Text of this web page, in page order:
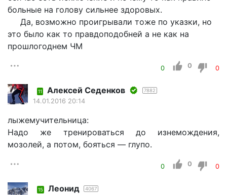
больные на голову сильнее здоровых.
Да, возможно проигрывали тоже по указки, но
это было как то правдоподобней а не как на
прошлогоднем ЧМ
0 0 0
11 Алексей Седенков 7882
14.01.2016 20:14
лыжемучительница:
Надо же тренироваться до изнемождения,
мозолей, а потом, бояться — глупо.
0 0 0
15 Леонид 4067